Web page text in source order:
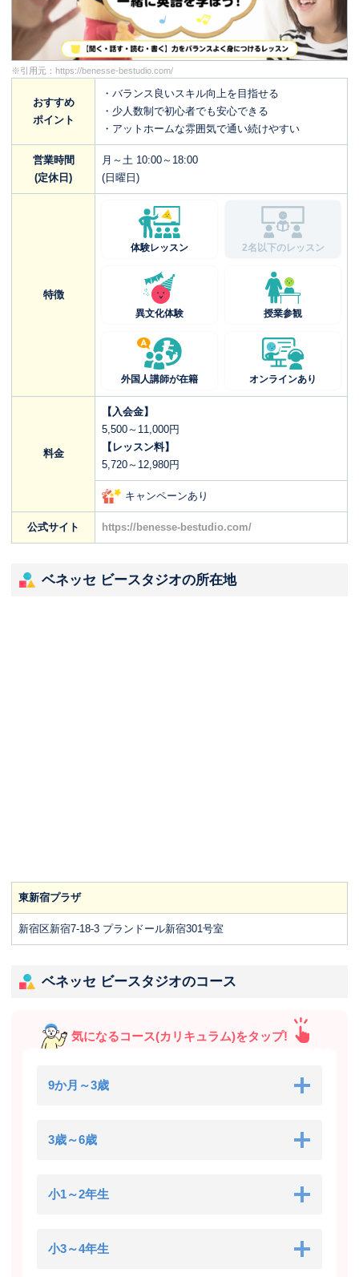
※引用元： https://benesse-bestudio.com/
おすすめ
ポイント
・バランス良いスキル向上を目指せる
・少人数制で初心者でも安心できる
・アットホームな雰囲気で通い続けやすい
営業時間
(定休日)
月～土 10:00～18:00
(日曜日)
特徴
体験レッスン 2名以下のレッスン
異文化体験 授業参観
外国人講師が在籍 オンラインあり
料金
【入会金】
5,500～11,000円
【レッスン料】
5,720～12,980円
キャンペーンあり
公式サイト https://benesse-bestudio.com/
ベネッセ ビースタジオの所在地
東新宿プラザ
新宿区新宿7-18-3 プランドール新宿301号室
ベネッセ ビースタジオのコース
気になるコース(カリキュラム)をタップ!
9か月～3歳
3歳～6歳
小1～2年生
小3～4年生